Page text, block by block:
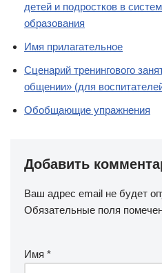
детей и подростков в
образования
Имя прилагательное
Сценарий тренингового
общении» (для
Обобщающие упражнения
Добавить
Ваш адрес email не будет
Обязательные поля
Имя *